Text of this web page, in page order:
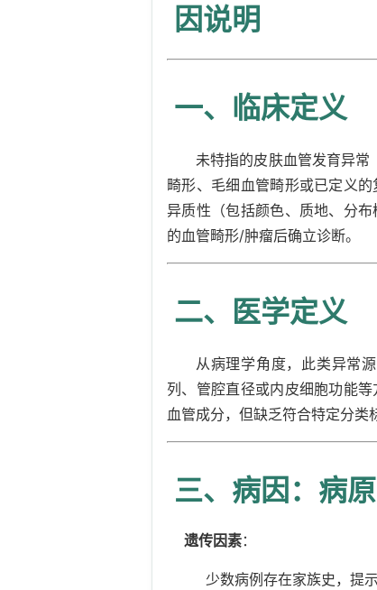
因说明
一、临床定义
未特指的皮肤血管发育异
畸形、毛细血管畸形或已定义
异质性（包括颜色、质地、分
的血管畸形/肿瘤后确立诊断。
二、医学定义
从病理学角度，此类异常
列、管腔直径或内皮细胞功能
血管成分，但缺乏符合特定分类
三、病因：病
遗传因素：
少数病例存在家族史，提